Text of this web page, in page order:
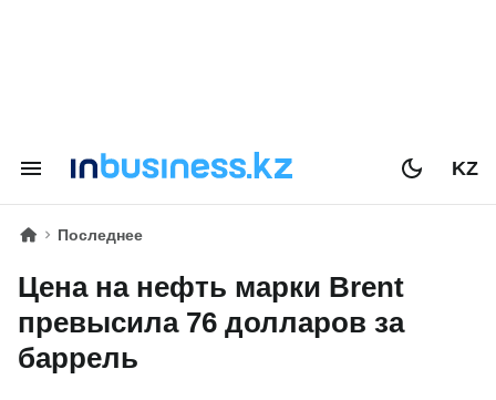
KZ
Последнее
Цена на нефть марки Brent
превысила 76 долларов за
баррель